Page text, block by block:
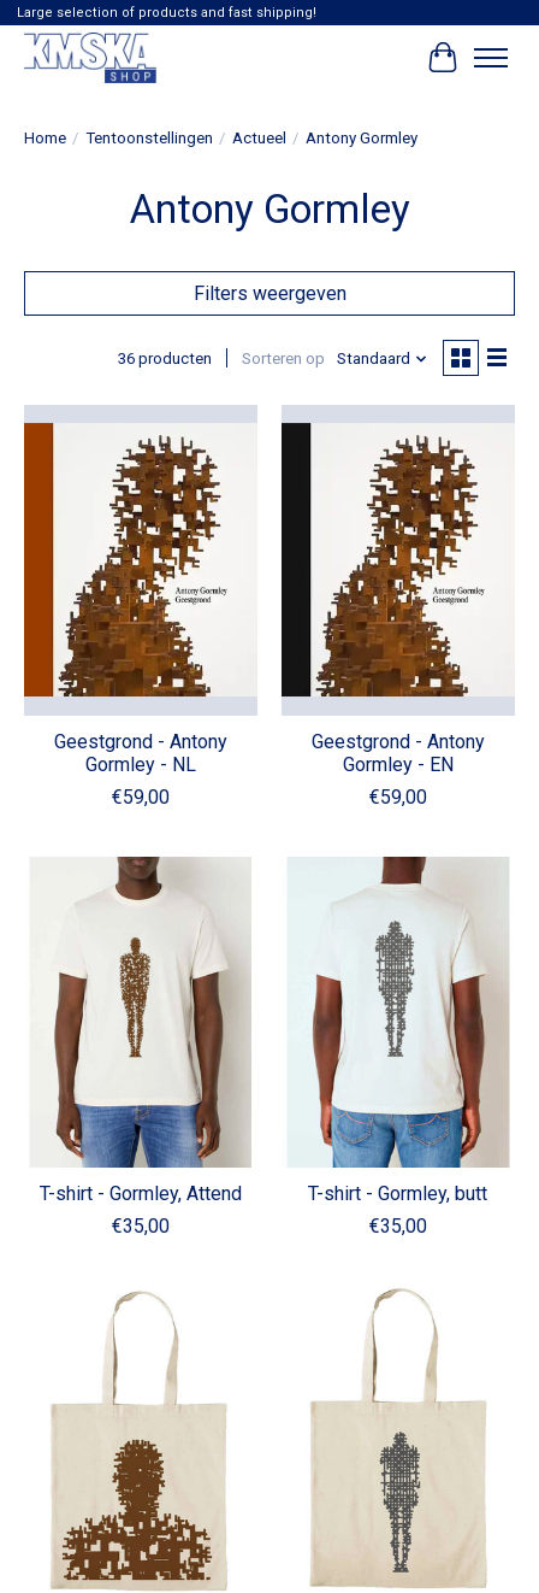
Large selection of products and fast shipping!
Home / Tentoonstellingen / Actueel / Antony Gormley
Antony Gormley
Filters weergeven
36 producten Sorteren op Standaard
Geestgrond - Antony
Gormley - NL
€59,00
Geestgrond - Antony
Gormley - EN
€59,00
T-shirt - Gormley, Attend
€35,00
T-shirt - Gormley, butt
€35,00